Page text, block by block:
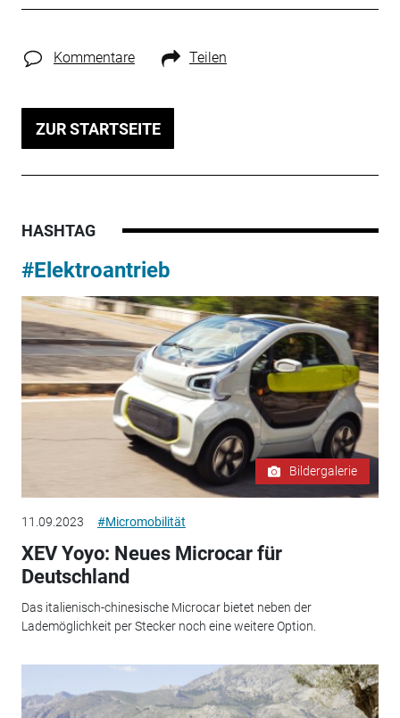
Kommentare Teilen
ZUR STARTSEITE
HASHTAG
#Elektroantrieb
Bildergalerie
11.09.2023 #Micromobilität
XEV Yoyo: Neues Microcar für
Deutschland
Das italienisch-chinesische Microcar bietet neben der
Lademöglichkeit per Stecker noch eine weitere Option.